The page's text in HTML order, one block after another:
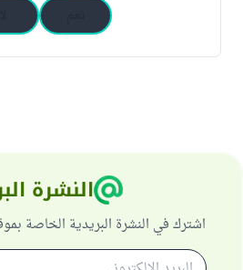
النشرة
اشترك في النشرة البريدية الخاصة